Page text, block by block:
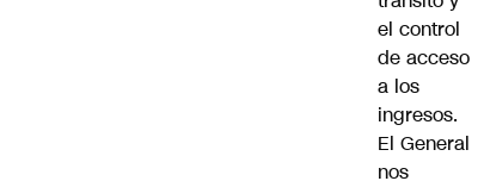
el control
de acceso
a los
ingresos.
El General
nos